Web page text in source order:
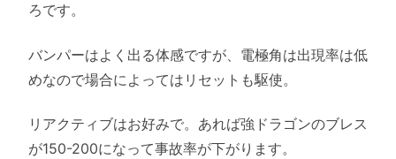
ろです。
バンパーはよく出る体感ですが、電極角は出現率は低
めなので場合によってはリセットも駆使。
リアクティブはお好みで。あれば強ドラゴンのブレス
が150-200になって事故率が下がります。